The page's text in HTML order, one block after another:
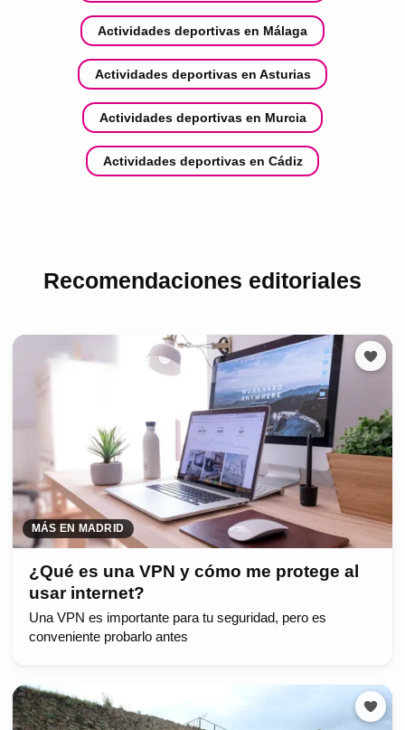
Actividades deportivas en Málaga
Actividades deportivas en Asturias
Actividades deportivas en Murcia
Actividades deportivas en Cádiz
Recomendaciones editoriales
MÁS EN MADRID
¿Qué es una VPN y cómo me protege al
usar internet?
Una VPN es importante para tu seguridad, pero es
conveniente probarlo antes